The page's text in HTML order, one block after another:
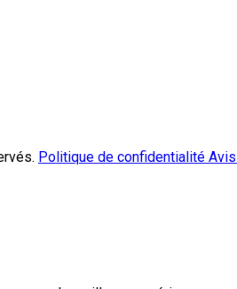
Politique de confidentialité